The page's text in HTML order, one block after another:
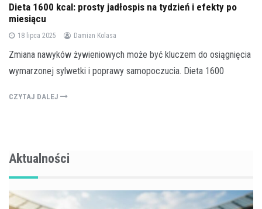
Dieta 1600 kcal: prosty jadłospis na tydzień i efekty po
miesiącu
18 lipca 2025 Damian Kolasa
Zmiana nawyków żywieniowych może być kluczem do osiągnięcia
wymarzonej sylwetki i poprawy samopoczucia. Dieta 1600
CZYTAJ DALEJ
Aktualności